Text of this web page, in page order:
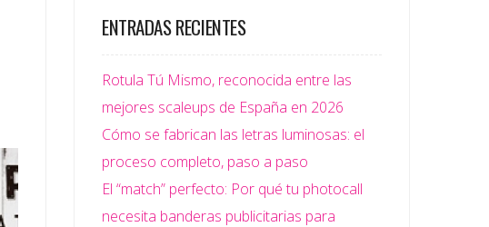
ENTRADAS RECIENTES
Rotula Tú Mismo, reconocida entre las
mejores scaleups de España en 2026
Cómo se fabrican las letras luminosas: el
proceso completo, paso a paso
El “match” perfecto: Por qué tu photocall
necesita banderas publicitarias para